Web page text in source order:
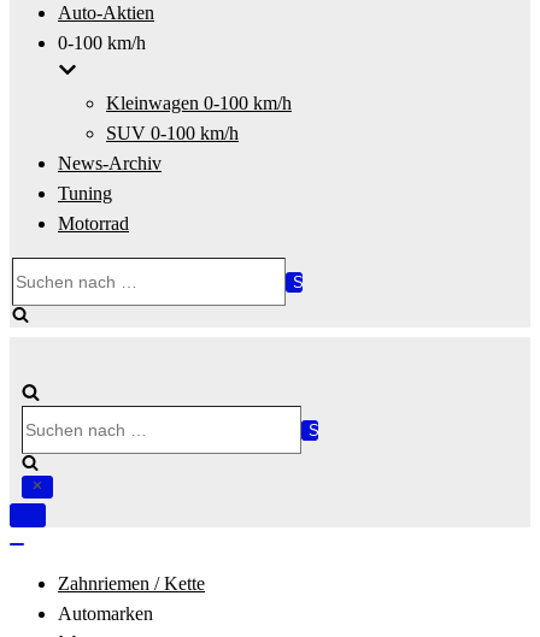
Auto-Aktien
0-100 km/h
Kleinwagen 0-100 km/h
SUV 0-100 km/h
News-Archiv
Tuning
Motorrad
nach …
nach …
Navigation
Zahnriemen / Kette
Automarken